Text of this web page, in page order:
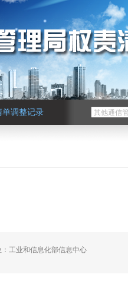
单调整记录
工业和信息化部信息中心